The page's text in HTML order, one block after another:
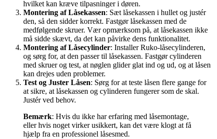
hvilket kan kræve tilpasninger i døren.
Montering af Låsekassen: Sæt låsekassen i hullet og justér
den, så den sidder korrekt. Fastgør låsekassen med de
medfølgende skruer. Vær opmærksom på, at låsekassen ikke
må sidde skævt, da det kan påvirke dens funktionalitet.
Montering af Låsecylinder: Installer Ruko-låsecylinderen,
og sørg for, at den passer til låsekassen. Fastgør cylinderen
med skruer og test, at nøglen glider glat ind og ud, og at låsen
kan drejes uden problemer.
Test og Juster Låsen: Sørg for at teste låsen flere gange for
at sikre, at låsekassen og cylinderen fungerer som de skal.
Justér ved behov.
Bemærk: Hvis du ikke har erfaring med låsemontage,
eller hvis noget virker usikkert, kan det være klogt at få
hjælp fra en professionel låsesmed.